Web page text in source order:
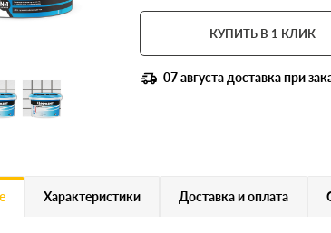
КУПИТЬ В 1 КЛИК
07 августа доставка при
Характеристики Доставка и оплата